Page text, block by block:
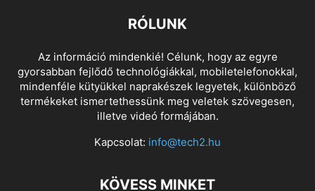
RÓLUNK
Az információ mindenkié! Célunk, hogy az egyre
gyorsabban fejlődő technológiákkal, mobiletelefonokkal,
mindenféle kütyükkel naprakészek legyetek, különböző
termékeket ismertethessünk meg veletek szövegesen,
illetve videó formájában.
Kapcsolat: info@tech2.hu
KÖVESS MINKET